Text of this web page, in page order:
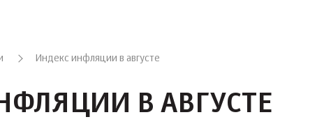
Индекс инфляции в августе
В АВГУСТЕ